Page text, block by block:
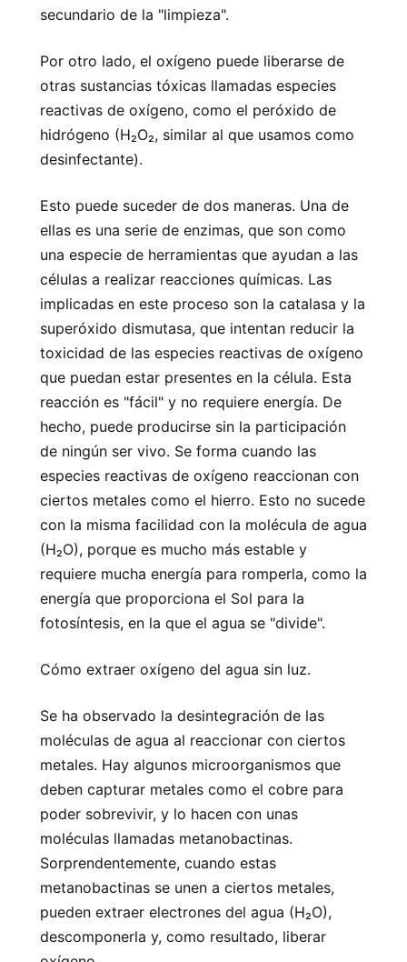
secundario de la "limpieza".
Por otro lado, el oxígeno puede liberarse de
otras sustancias tóxicas llamadas especies
reactivas de oxígeno, como el peróxido de
hidrógeno (H₂O₂, similar al que usamos como
desinfectante).
Esto puede suceder de dos maneras. Una de
ellas es una serie de enzimas, que son como
una especie de herramientas que ayudan a las
células a realizar reacciones químicas. Las
implicadas en este proceso son la catalasa y la
superóxido dismutasa, que intentan reducir la
toxicidad de las especies reactivas de oxígeno
que puedan estar presentes en la célula. Esta
reacción es "fácil" y no requiere energía. De
hecho, puede producirse sin la participación
de ningún ser vivo. Se forma cuando las
especies reactivas de oxígeno reaccionan con
ciertos metales como el hierro. Esto no sucede
con la misma facilidad con la molécula de agua
(H₂O), porque es mucho más estable y
requiere mucha energía para romperla, como la
energía que proporciona el Sol para la
fotosíntesis, en la que el agua se "divide".
Cómo extraer oxígeno del agua sin luz.
Se ha observado la desintegración de las
moléculas de agua al reaccionar con ciertos
metales. Hay algunos microorganismos que
deben capturar metales como el cobre para
poder sobrevivir, y lo hacen con unas
moléculas llamadas metanobactinas.
Sorprendentemente, cuando estas
metanobactinas se unen a ciertos metales,
pueden extraer electrones del agua (H₂O),
descomponerla y, como resultado, liberar